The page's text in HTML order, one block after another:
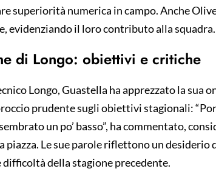
superiorità numerica in campo. Anche
evidenziando il loro contributo alla squadra.
di Longo: obiettivi e critiche
Longo, Guastella ha apprezzato la sua
prudente sugli obiettivi stagionali:
un po’ basso”, ha commentato,
piazza. Le sue parole riflettono un desiderio
della stagione precedente.